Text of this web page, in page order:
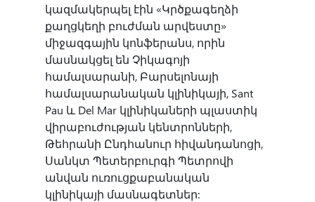
Եղեգնաձոր
Սիսիան
Կապան
Իջևան
Արարատ
կազմակերպել էին «Կրծքագեղձի
քաղցկեղի բուժման արվեստը»
միջազգային կոնֆերանս, որին
մասնակցել են Չիկագոյի
համալսարանի, Բարսելոնայի
համալսարանական կլինիկայի, Sant
Pau և Del Mar կլինիկաների պլաստիկ
վիրաբուժության կենտրոնների,
Թեհրանի Ընդհանուր հիվանդանոցի,
Սանկտ Պետերբուրգի Պետրովի
անվան ուռուցքաբանական
կլինիկայի մասնագետներ: